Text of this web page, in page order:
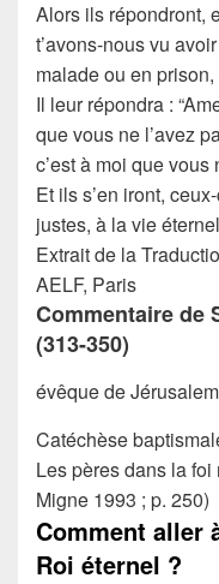
Alors ils répondront,
t’avons-nous vu
malade ou en
Il leur répondra :
que vous ne l’avez
c’est à moi que vous
Et ils s’en iront,
justes, à la vie
Extrait de la
AELF, Paris
Commentaire de
(313-350)
évêque de
Catéchèse
Les pères dans la foi
Migne 1993 ; p. 250)
Comment aller
Roi éternel ?